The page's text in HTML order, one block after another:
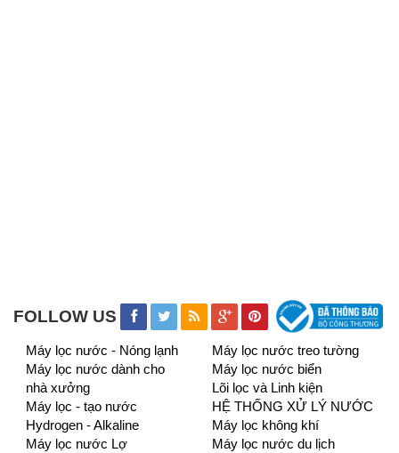
FOLLOW US
Máy lọc nước - Nóng lạnh
Máy lọc nước treo tường
Máy lọc nước dành cho
nhà xưởng
Máy lọc nước biển
Lõi lọc và Linh kiện
Máy lọc - tạo nước
Hydrogen - Alkaline
HỆ THỐNG XỬ LÝ NƯỚC
Máy lọc không khí
Máy lọc nước Lợ
Máy lọc nước du lịch